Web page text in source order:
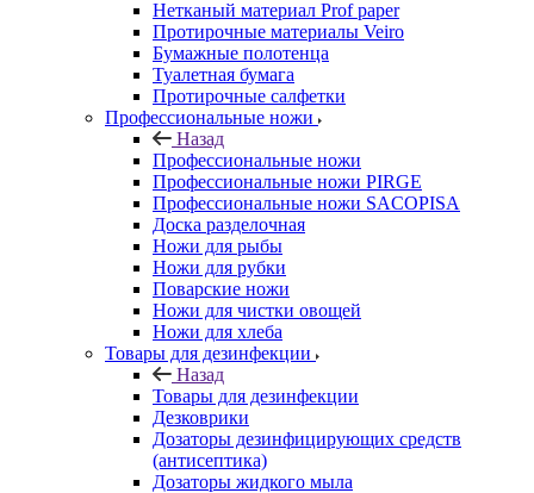
Нетканый материал Prof paper
Протирочные материалы Veiro
Бумажные полотенца
Туалетная бумага
Протирочные салфетки
Профессиональные ножи
Назад
Профессиональные ножи
Профессиональные ножи PIRGE
Профессиональные ножи SACOPISA
Доска разделочная
Ножи для рыбы
Ножи для рубки
Поварские ножи
Ножи для чистки овощей
Ножи для хлеба
Товары для дезинфекции
Назад
Товары для дезинфекции
Дезковрики
Дозаторы дезинфицирующих средств
(антисептика)
Дозаторы жидкого мыла